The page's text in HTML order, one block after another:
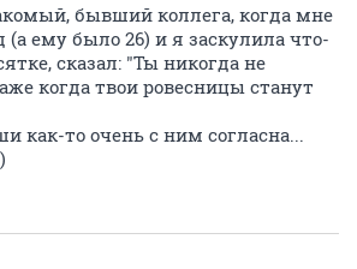
бывший коллега, когда мне
(а ему было 26) и я заскулила что-
сказал: "Ты никогда не
когда твои ровесницы станут
как-то очень с ним согласна...